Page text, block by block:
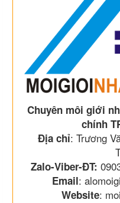
Chuyên môi giới
chính
Địa chỉ: Trương
Zalo-Viber-ĐT:
Email:
Website: